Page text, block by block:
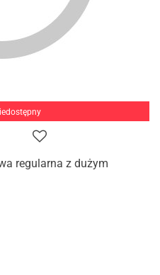
regularna z dużym